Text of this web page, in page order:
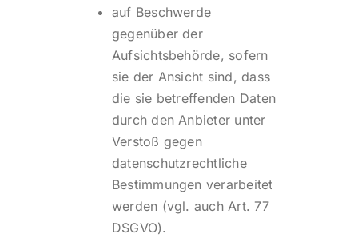
auf Beschwerde
gegenüber der
Aufsichtsbehörde, sofern
sie der Ansicht sind, dass
die sie betreffenden Daten
durch den Anbieter unter
Verstoß gegen
datenschutzrechtliche
Bestimmungen verarbeitet
werden (vgl. auch Art. 77
DSGVO).